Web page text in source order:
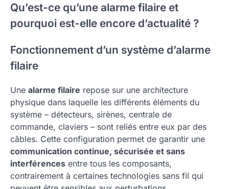
Qu’est-ce qu’une alarme filaire et
pourquoi est-elle encore d’actualité ?
Fonctionnement d’un système d’alarme
filaire
Une alarme filaire repose sur une architecture
physique dans laquelle les différents éléments du
système – détecteurs, sirènes, centrale de
commande, claviers – sont reliés entre eux par des
câbles. Cette configuration permet de garantir une
communication continue, sécurisée et sans
interférences entre tous les composants,
contrairement à certaines technologies sans fil qui